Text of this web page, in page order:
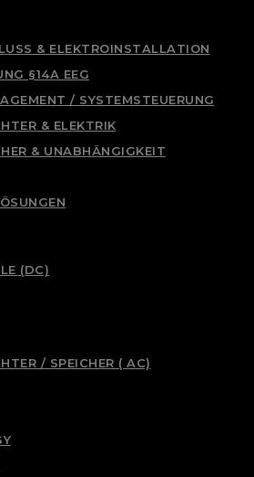
& ELEKTROINSTALLATION
§14A EEG
/ SYSTEMSTEUERUNG
& ELEKTRIK
& UNABHÄNGIGKEIT
(DC)
/ SPEICHER ( AC)